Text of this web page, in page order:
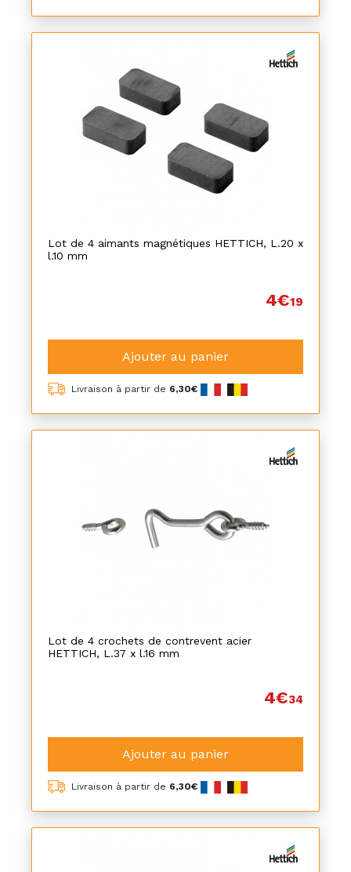
Lot de 4 aimants magnétiques HETTICH, L.20 x
l.10 mm
4€19
Ajouter au panier
Livraison à partir de 6,30€
Lot de 4 crochets de contrevent acier
HETTICH, L.37 x l.16 mm
4€34
Ajouter au panier
Livraison à partir de 6,30€